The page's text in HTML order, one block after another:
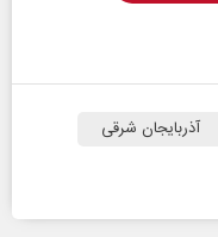
آذربایجان شرقی